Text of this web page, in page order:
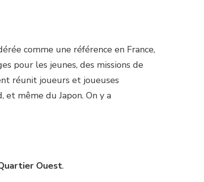
comme une référence en France,
pour les jeunes, des missions de
réunit joueurs et joueuses
et même du Japon. On y a
Ouest.